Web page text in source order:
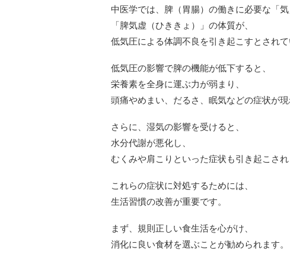
中医学では、脾（胃腸）の働きに必要な「
「脾気虚（ひききょ）」の体質が、
低気圧による体調不良を引き起こすとされて
低気圧の影響で脾の機能が低下すると、
栄養素を全身に運ぶ力が弱まり、
頭痛やめまい、だるさ、眠気などの症状が現
さらに、湿気の影響を受けると、
水分代謝が悪化し、
むくみや肩こりといった症状も引き起こされ
これらの症状に対処するためには、
生活習慣の改善が重要です。
まず、規則正しい食生活を心がけ、
消化に良い食材を選ぶことが勧められます。